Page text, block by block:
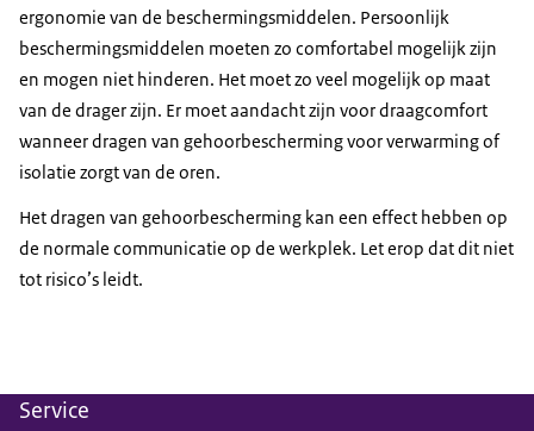
ergonomie van de beschermingsmiddelen. Persoonlijk
beschermingsmiddelen moeten zo comfortabel mogelijk zijn
en mogen niet hinderen. Het moet zo veel mogelijk op maat
van de drager zijn. Er moet aandacht zijn voor draagcomfort
wanneer dragen van gehoorbescherming voor verwarming of
isolatie zorgt van de oren.
Het dragen van gehoorbescherming kan een effect hebben op
de normale communicatie op de werkplek. Let erop dat dit niet
tot risico’s leidt.
Service